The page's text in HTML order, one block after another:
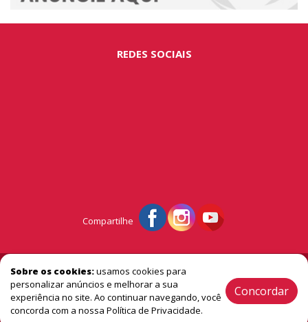
Sobre os cookies:usamos cookies para
personalizar anúncios e melhorar a sua
experiência no site. Ao continuar navegando, você
concorda com a nossa Política de Privacidade.
Concordar
REDES SOCIAIS
Compartilhe
© Portal São Miguel - A vitrine do extremo oeste
2005 / 2026 ® Todos os Direitos Reservado